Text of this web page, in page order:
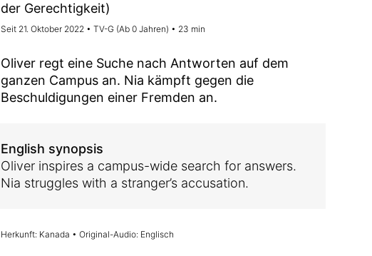
der Gerechtigkeit)
Seit 21. Oktober 2022 • TV-G (Ab 0 Jahren) • 23 min
Oliver regt eine Suche nach Antworten auf dem
ganzen Campus an. Nia kämpft gegen die
Beschuldigungen einer Fremden an.
English synopsis
Oliver inspires a campus-wide search for answers.
Nia struggles with a stranger’s accusation.
Herkunft: Kanada • Original-Audio: Englisch